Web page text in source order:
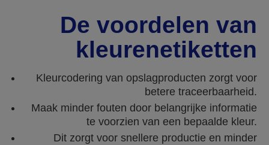
De voordelen van
kleurenetiketten
Kleurcodering van opslagproducten zorgt voor
betere traceerbaarheid.
Maak minder fouten door belangrijke informatie
te voorzien van een bepaalde kleur.
Dit zorgt voor snellere productie en minder